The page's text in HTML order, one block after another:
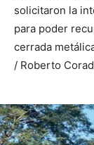
solicitaron la
para poder
cerrada
/ Roberto